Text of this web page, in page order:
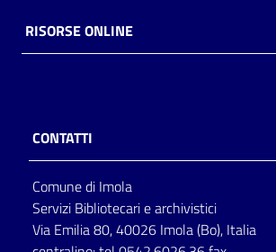
RISORSE ONLINE
CONTATTI
Comune di Imola
Servizi Bibliotecari e archivistici
Via Emilia 80, 40026 Imola (Bo), Italia